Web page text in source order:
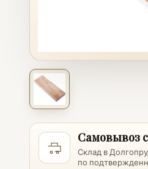
Самовывоз
Склад в
по